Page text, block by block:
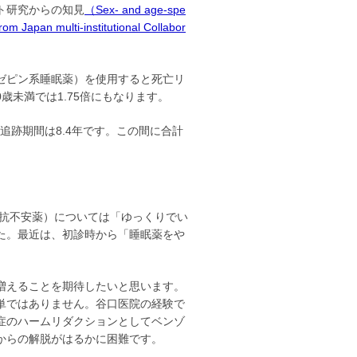
研究からの知見 （Sex- and age-spe
Japan multi-institutional Collabor
ン系睡眠薬）を使用すると死亡リ
未満では1.75倍にもなります。
跡期間は8.4年です。この間に合計
安薬）については「ゆっくりでい
。最近は、初診時から「睡眠薬をや
ることを期待したいと思います。
ではありません。谷口医院の経験で
のハームリダクションとしてベンゾ
らの解脱がはるかに困難です。